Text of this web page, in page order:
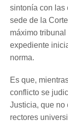
sintonía con las
sede de la
máximo
expediente
norma.
Es que,
conflicto se
Justicia, que no
rectores